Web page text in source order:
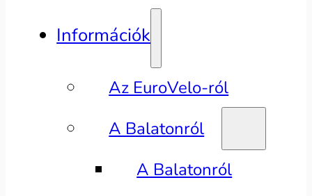
Információk
Az EuroVelo-ról
A Balatonról
A Balatonról